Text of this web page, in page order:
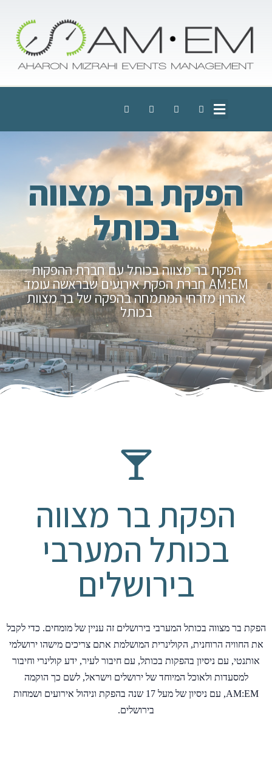
הפקת בר מצווה
בכותל
הפקת בר מצווה בכותל עם חברת ההפקות
AM:EM חברת הפקת אירועים שבראשה עומד
אהרון מזרחי המתמחה בהפקה של בר מצוות
בכותל
הפקת בר מצווה
בכותל המערבי
בירושלים
הפקת בר מצווה בכותל המערבי בירושלים זה עניין של מומחים. כדי לקבל
את החוויה הרוחנית, הקולינרית המושלמת אתם צריכים מישהו ירושלמי
אותנטי, עם ניסיון בהפקות בכותל, עם חיבור לעיר, ידע קולינרי וחיבור
למסעדות ולאוכל המיוחד של ירושלים וישראל, לשם כך הוקמה
AM:EM, עם ניסיון של מעל 17 שנה בהפקת וניהול אירועים ושמחות
בירושלים.